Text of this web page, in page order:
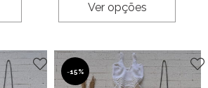
Ver opções
-15%